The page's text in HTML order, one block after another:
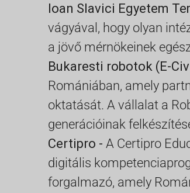
Ioan Slavici Egyetem
vágyával, hogy olyan
a jövő mérnökeinek
Bukaresti robotok (E-
Romániában, amely
oktatását. A vállalat a
generációinak
Certipro - A Certipro
digitális
forgalmazó, amely